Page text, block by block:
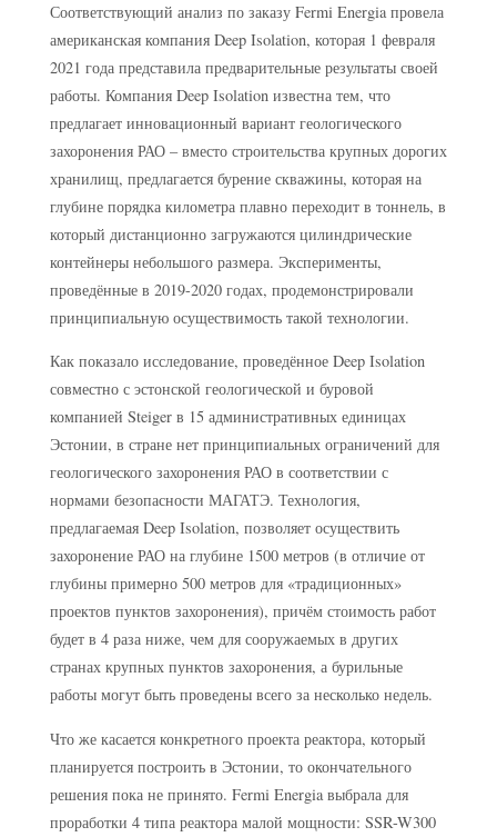
Соответствующий анализ по заказу Fermi Energia провела
американская компания Deep Isolation, которая 1 февраля
2021 года представила предварительные результаты своей
работы. Компания Deep Isolation известна тем, что
предлагает инновационный вариант геологического
захоронения РАО – вместо строительства крупных дорогих
хранилищ, предлагается бурение скважины, которая на
глубине порядка километра плавно переходит в тоннель, в
который дистанционно загружаются цилиндрические
контейнеры небольшого размера. Эксперименты,
проведённые в 2019-2020 годах, продемонстрировали
принципиальную осуществимость такой технологии.
Как показало исследование, проведённое Deep Isolation
совместно с эстонской геологической и буровой
компанией Steiger в 15 административных единицах
Эстонии, в стране нет принципиальных ограничений для
геологического захоронения РАО в соответствии с
нормами безопасности МАГАТЭ. Технология,
предлагаемая Deep Isolation, позволяет осуществить
захоронение РАО на глубине 1500 метров (в отличие от
глубины примерно 500 метров для «традиционных»
проектов пунктов захоронения), причём стоимость работ
будет в 4 раза ниже, чем для сооружаемых в других
странах крупных пунктов захоронения, а бурильные
работы могут быть проведены всего за несколько недель.
Что же касается конкретного проекта реактора, который
планируется построить в Эстонии, то окончательного
решения пока не принято. Fermi Energia выбрала для
проработки 4 типа реактора малой мощности: SSR-W300